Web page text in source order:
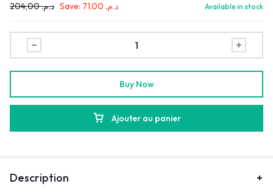
د.م.204,00 Save: د.م. Available in stock
Ajouter au panier
Buy Now
Description